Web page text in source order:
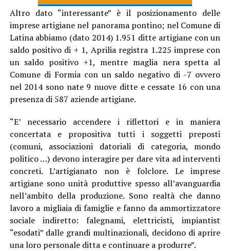
Altro dato “interessante” è il posizionamento delle
imprese artigiane nel panorama pontino; nel Comune di
Latina abbiamo (dato 2014) 1.951 ditte artigiane con un
saldo positivo di + 1, Aprilia registra 1.225 imprese con
un saldo positivo +1, mentre maglia nera spetta al
Comune di Formia con un saldo negativo di -7 ovvero
nel 2014 sono nate 9 nuove ditte e cessate 16 con una
presenza di 587 aziende artigiane.
“E’ necessario accendere i riflettori e in maniera
concertata e propositiva tutti i soggetti preposti
(comuni, associazioni datoriali di categoria, mondo
politico …) devono interagire per dare vita ad interventi
concreti. L’artigianato non è folclore. Le imprese
artigiane sono unità produttive spesso all’avanguardia
nell’ambito della produzione. Sono realtà che danno
lavoro a migliaia di famiglie e fanno da ammortizzatore
sociale indiretto: falegnami, elettricisti, impiantist
“esodati” dalle grandi multinazionali, decidono di aprire
una loro personale ditta e continuare a produrre”.